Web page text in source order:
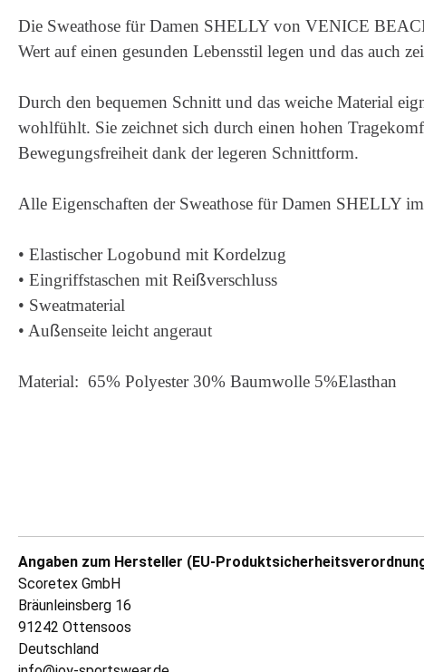
Die Sweathose für Damen SHELLY von VENICE
Wert auf einen gesunden Lebensstil legen und das auch
Durch den bequemen Schnitt und das weiche Material
wohlfühlt. Sie zeichnet sich durch einen hohen
Bewegungsfreiheit dank der legeren Schnittform.
Alle Eigenschaften der Sweathose für Damen SHELLY
• Elastischer Logobund mit Kordelzug
• Eingriffstaschen mit Reißverschluss
• Sweatmaterial
• Außenseite leicht angeraut
Material: 65% Polyester 30% Baumwolle 5%Elasthan
Angaben zum Hersteller (EU-
Scoretex GmbH
Bräunleinsberg 16
91242 Ottensoos
Deutschland